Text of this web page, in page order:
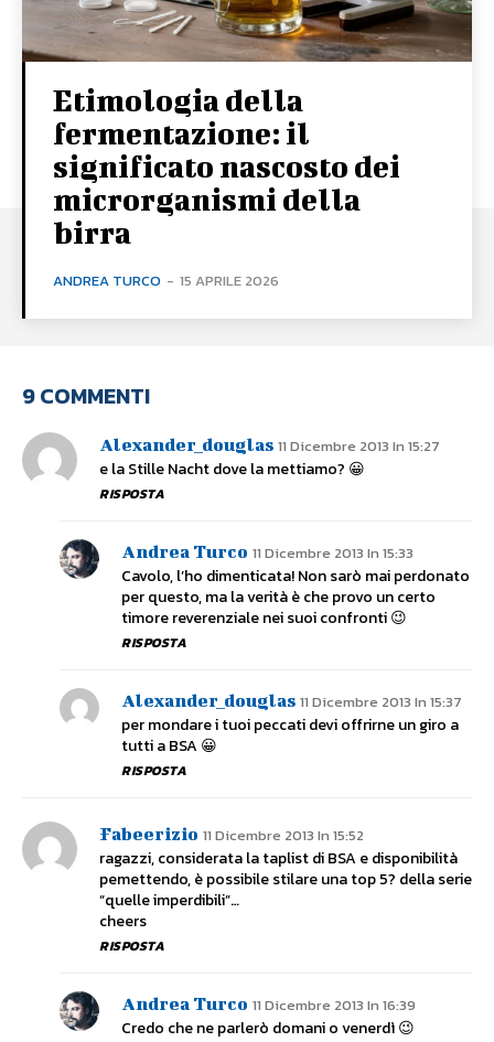
Etimologia della
fermentazione: il
significato nascosto dei
microrganismi della
birra
ANDREA TURCO - 15 APRILE 2026
9 COMMENTI
Alexander_douglas 11 Dicembre 2013 In 15:27
e la Stille Nacht dove la mettiamo? 😀
RISPOSTA
Andrea Turco 11 Dicembre 2013 In 15:33
Cavolo, l’ho dimenticata! Non sarò mai perdonato
per questo, ma la verità è che provo un certo
timore reverenziale nei suoi confronti 😉
RISPOSTA
Alexander_douglas 11 Dicembre 2013 In 15:37
per mondare i tuoi peccati devi offrirne un giro a
tutti a BSA 😀
RISPOSTA
Fabeerizio 11 Dicembre 2013 In 15:52
ragazzi, considerata la taplist di BSA e disponibilità
pemettendo, è possibile stilare una top 5? della serie
“quelle imperdibili”…
cheers
RISPOSTA
Andrea Turco 11 Dicembre 2013 In 16:39
Credo che ne parlerò domani o venerdì 😉